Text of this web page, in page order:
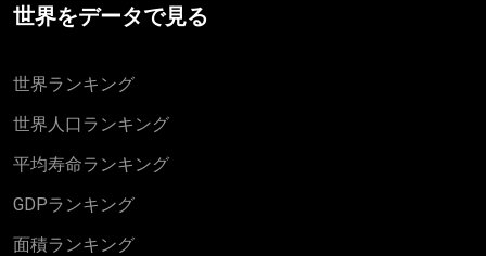
世界をデータで見る
世界ランキング
世界人口ランキング
平均寿命ランキング
GDPランキング
面積ランキング